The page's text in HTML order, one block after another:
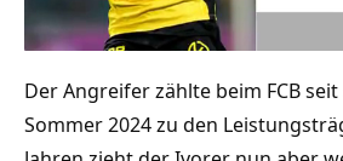
Der Angreifer zählte beim FCB
Sommer 2024 zu den